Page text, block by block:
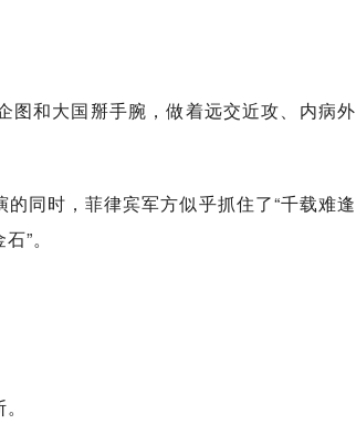
图和大国掰手腕，做着远交近攻、内病外
同时，菲律宾军方似乎抓住了“千载难逢
”。